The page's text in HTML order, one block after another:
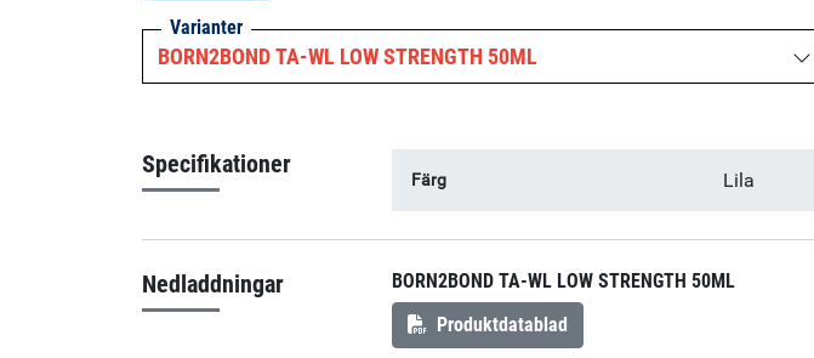
krav på härdplastutbildning. Produkten finns tillgänglig i tre olika styrkor: låg,
medium och hög styrka. Low Strength: upp till M20; Medium Strength: Upp till
Varianter
BORN2BOND TA-WL LOW STRENGTH 50ML
Specifikationer
Färg Lila
Nedladdningar
BORN2BOND TA-WL LOW STRENGTH 50ML
Produktdatablad